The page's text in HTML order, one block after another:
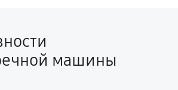
циркуляционного насоса
машины